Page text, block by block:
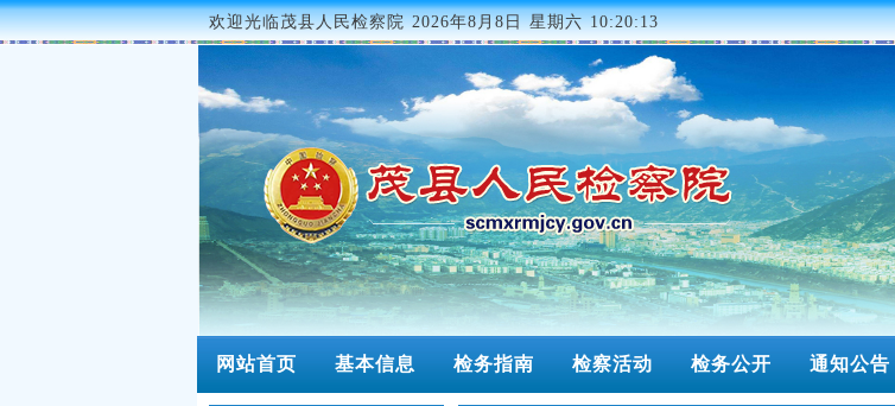
欢迎光临茂县人民检察院2026年8月8日 星期六 10:20:13
网站首页 基本信息 检务指南 检察活动 检务公开 通知公告